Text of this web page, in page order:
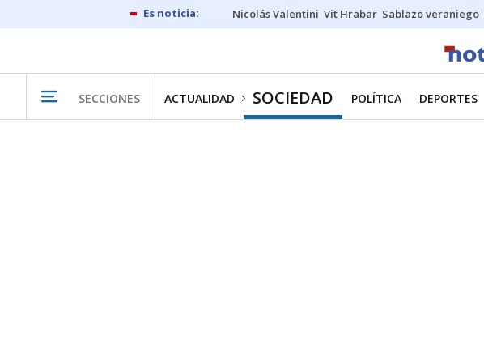
Nicolás Valentini Vit Hrabar Sablazo veraniego
SECCIONES ACTUALIDAD SOCIEDAD POLÍTICA DEPORTES